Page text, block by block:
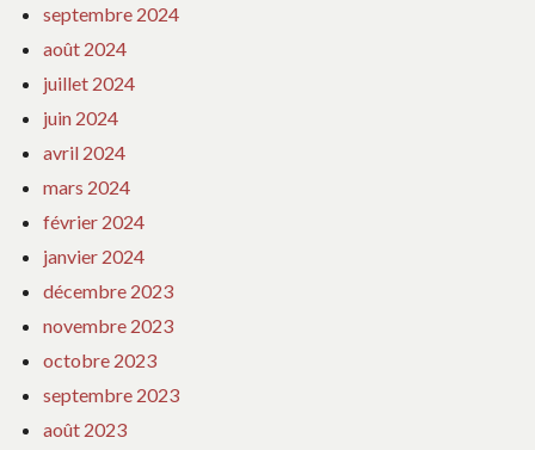
septembre 2024
août 2024
juillet 2024
juin 2024
avril 2024
mars 2024
février 2024
janvier 2024
décembre 2023
novembre 2023
octobre 2023
septembre 2023
août 2023